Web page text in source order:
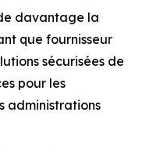
davantage la
que fournisseur
sécurisées de
pour les
administrations